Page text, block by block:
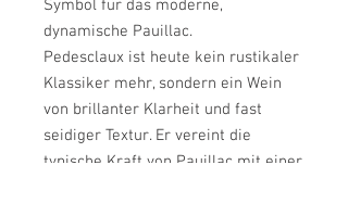
Symbol für das moderne,
dynamische Pauillac.
Pedesclaux ist heute kein rustikaler
Klassiker mehr, sondern ein Wein
von brillanter Klarheit und fast
seidiger Textur. Er vereint die
typische Kraft von Pauillac mit einer